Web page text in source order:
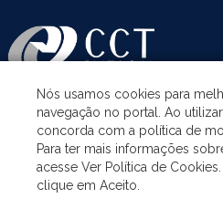
ASSUNTOS
ACESSO À INFORMAÇÃO
Nós usamos cookies para
navegação no portal. Ao
concorda com a política de
Para ter mais informações
acesse Ver Política de
clique em Aceito.